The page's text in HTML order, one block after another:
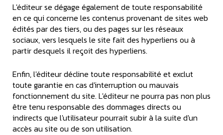
L'éditeur se dégage également de toute responsabilité
en ce qui concerne les contenus provenant de sites web
édités par des tiers, ou des pages sur les réseaux
sociaux, vers lesquels le site fait des hyperliens ou à
partir desquels il reçoit des hyperliens.
Enfin, l'éditeur décline toute responsabilité et exclut
toute garantie en cas d'interruption ou mauvais
fonctionnement du site. L'éditeur ne pourra pas non plus
être tenu responsable des dommages directs ou
indirects que l'utilisateur pourrait subir à la suite d'un
accès au site ou de son utilisation.